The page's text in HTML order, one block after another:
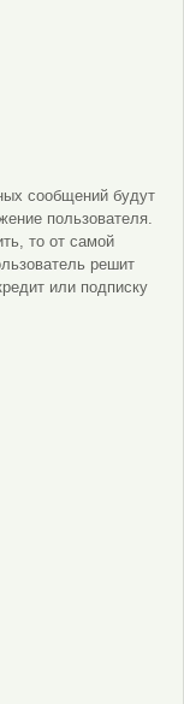
сообщений будут
пользователя.
то от самой
решит
или подписку